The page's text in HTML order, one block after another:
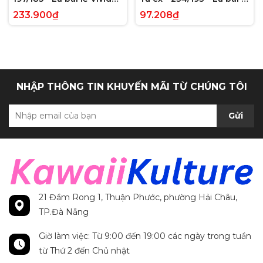
Voltage Hyper Rare tiếng
Anh chính hãng
233.900₫
Paldea Evolved Full Art
Secret Rare tiếng Anh
97.208₫
NHẬP THÔNG TIN KHUYẾN MÃI TỪ CHÚNG TÔI
Gửi
21 Đầm Rong 1, Thuận Phước, phường Hải Châu,
TP.Đà Nẵng
Giờ làm việc: Từ 9:00 đến 19:00 các ngày trong tuần
từ Thứ 2 đến Chủ nhật